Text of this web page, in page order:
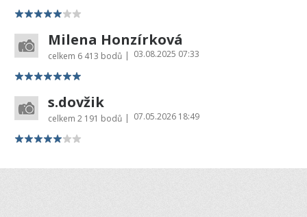
Milena Honzírková
celkem 6 413 bodů | 03.08.2025 07:33
s.dovžik
celkem 2 191 bodů | 07.05.2026 18:49